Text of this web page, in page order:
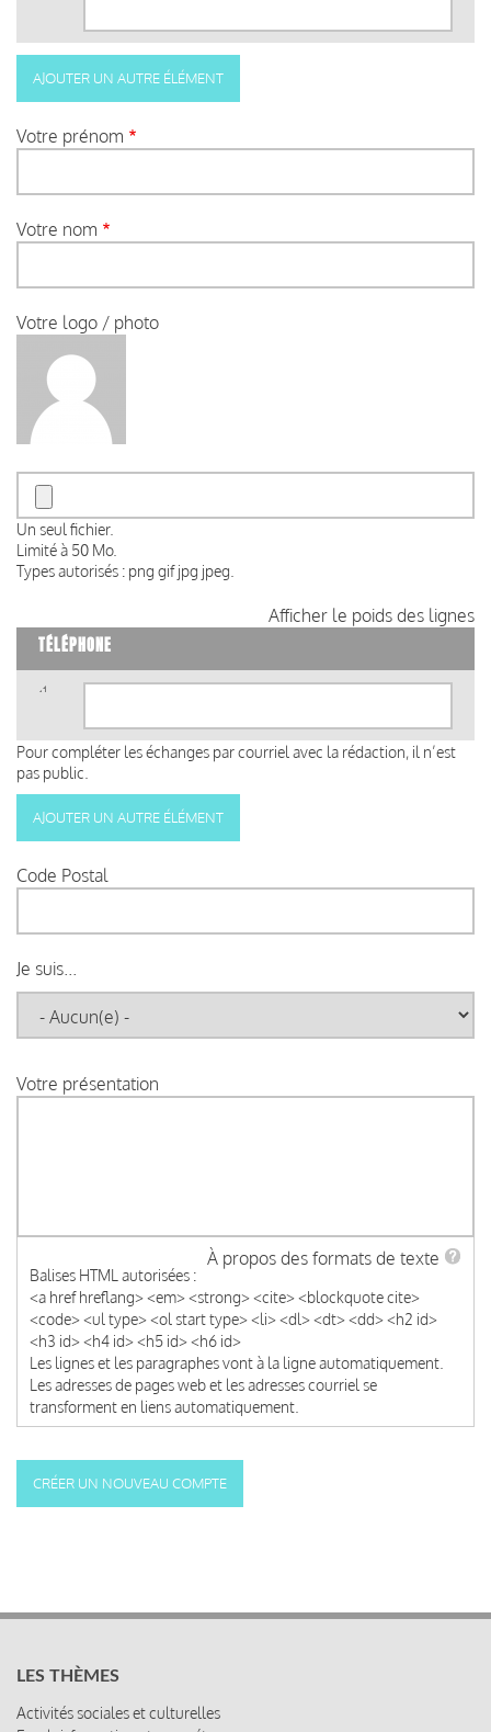
Votre prénom
Votre nom
Votre logo / photo
Un seul fichier.
Limité à 50 Mo.
Types autorisés : png gif jpg jpeg.
Afficher le poids des lignes
TÉLÉPHONE
1)
Pour compléter les échanges par courriel avec la rédaction, il n’est
pas public.
Code Postal
Je suis...
Votre présentation
À propos des formats de texte
Balises HTML autorisées :
<a href hreflang> <em> <strong> <cite> <blockquote cite>
<code> <ul type> <ol start type> <li> <dl> <dt> <dd> <h2 id>
<h3 id> <h4 id> <h5 id> <h6 id>
Les lignes et les paragraphes vont à la ligne automatiquement.
Les adresses de pages web et les adresses courriel se
transforment en liens automatiquement.
LES THÈMES
Activités sociales et culturelles